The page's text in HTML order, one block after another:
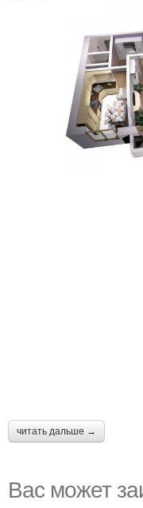
читать дальше →
Вас может